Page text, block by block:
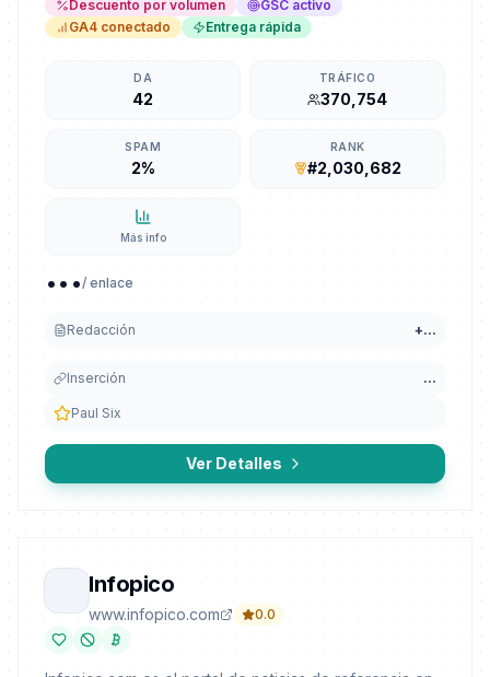
Descuento por volumen
GSC activo
GA4 conectado
Entrega rápida
DA
42
TRÁFICO
370,754
SPAM
2%
RANK
#2,030,682
Más info
.../ enlace
Redacción +...
Inserción ...
Paul Six
Ver Detalles
Infopico
www.infopico.com 0.0